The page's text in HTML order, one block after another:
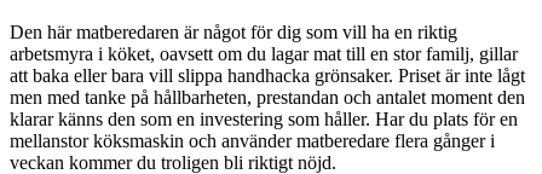
Den här matberedaren är något för dig som vill ha en riktig
arbetsmyra i köket, oavsett om du lagar mat till en stor familj, gillar
att baka eller bara vill slippa handhacka grönsaker. Priset är inte lågt
men med tanke på hållbarheten, prestandan och antalet moment den
klarar känns den som en investering som håller. Har du plats för en
mellanstor köksmaskin och använder matberedare flera gånger i
veckan kommer du troligen bli riktigt nöjd.